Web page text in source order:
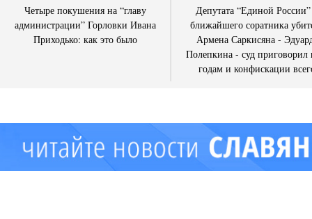
Четыре покушения на “главу
администрации” Горловки Ивана
Приходько: как это было
Депутата “Единой
ближайшего соратника
Армена Саркисяна -
Полепкина - суд приговорил
годам и конфискации